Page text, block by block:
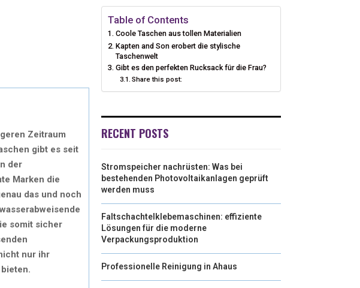
Zeitraum
gibt es seit
der
Marken die
das und noch
somit sicher
nur ihr
Table of Contents
Coole Taschen aus tollen Materialien
Kapten and Son erobert die stylische
Taschenwelt
Gibt es den perfekten Rucksack für die Frau?
Share this post:
RECENT POSTS
Stromspeicher nachrüsten: Was bei
bestehenden Photovoltaikanlagen geprüft
werden muss
Faltschachtelklebemaschinen: effiziente
Lösungen für die moderne
Verpackungsproduktion
Professionelle Reinigung in Ahaus